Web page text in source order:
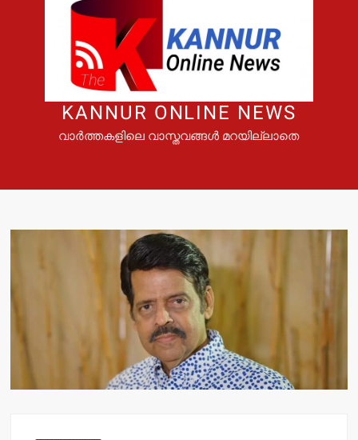
KANNUR ONLINE NEWS
വാർത്തകളിലെ വാസ്തവങ്ങൾ മറയില്ലാതെ